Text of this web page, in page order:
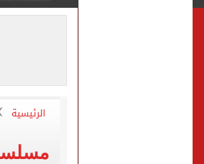
الرئيسية